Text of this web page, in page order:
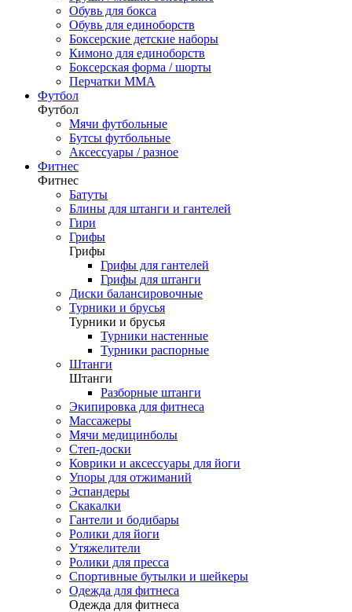
Обувь для бокса
Обувь для единоборств
Боксерские детские наборы
Кимоно для единоборств
Боксерская форма / шорты
Перчатки ММА
Футбол
Футбол
Мячи футбольные
Бутсы футбольные
Аксессуары / разное
Фитнес
Фитнес
Батуты
Блины для штанги и гантелей
Гири
Грифы
Грифы
Грифы для гантелей
Грифы для штанги
Диски балансировочные
Турники и брусья
Турники и брусья
Турники настенные
Турники распорные
Штанги
Штанги
Разборные штанги
Экипировка для фитнеса
Массажеры
Мячи медицинболы
Степ-доски
Коврики и аксессуары для йоги
Упоры для отжиманий
Эспандеры
Скакалки
Гантели и бодибары
Ролики для йоги
Утяжелители
Ролики для пресса
Спортивные бутылки и шейкеры
Одежда для фитнеса
Одежда для фитнеса